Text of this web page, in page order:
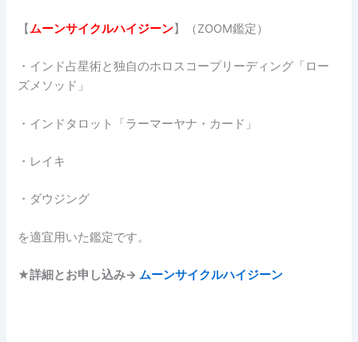
【ムーンサイクルハイジーン】（ZOOM鑑定）
・インド占星術と独自のホロスコープリーディング「ロー
ズメソッド」
・インドタロット「ラーマーヤナ・カード」
・レイキ
・ダウジング
を適宜用いた鑑定です。
★詳細とお申し込み→ ムーンサイクルハイジーン